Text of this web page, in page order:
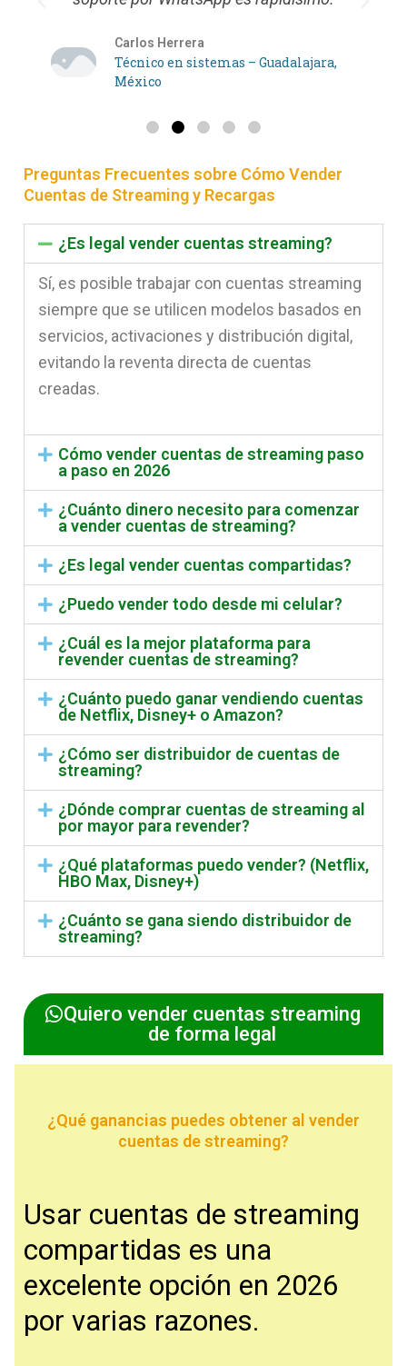
Carlos Herrera
Técnico en sistemas – Guadalajara,
México
s
Preguntas Frecuentes sobre Cómo Vender
Cuentas de Streaming y Recargas
¿Es legal vender cuentas streaming?
Sí, es posible trabajar con cuentas streaming
siempre que se utilicen modelos basados en
servicios, activaciones y distribución digital,
evitando la reventa directa de cuentas
creadas.
Cómo vender cuentas de streaming paso
a paso en 2026
¿Cuánto dinero necesito para comenzar
a vender cuentas de streaming?
¿Es legal vender cuentas compartidas?
¿Puedo vender todo desde mi celular?
¿Cuál es la mejor plataforma para
revender cuentas de streaming?
¿Cuánto puedo ganar vendiendo cuentas
de Netflix, Disney+ o Amazon?
¿Cómo ser distribuidor de cuentas de
streaming?
¿Dónde comprar cuentas de streaming al
por mayor para revender?
¿Qué plataformas puedo vender? (Netflix,
HBO Max, Disney+)
¿Cuánto se gana siendo distribuidor de
streaming?
Quiero vender cuentas streaming
de forma legal
¿Qué ganancias puedes obtener al vender
cuentas de streaming?
Usar cuentas de streaming
compartidas es una
excelente opción en 2026
por varias razones.